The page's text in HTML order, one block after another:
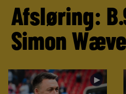
Afsløring:
Simon
►